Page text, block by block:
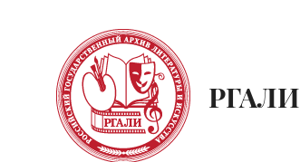
РГАЛИ